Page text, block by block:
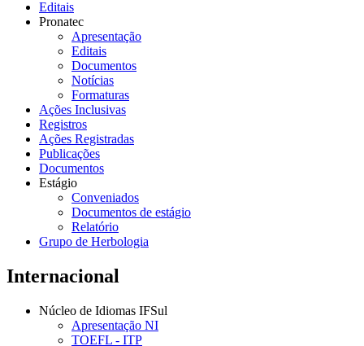
Editais
Pronatec
Apresentação
Editais
Documentos
Notícias
Formaturas
Ações Inclusivas
Registros
Ações Registradas
Publicações
Documentos
Estágio
Conveniados
Documentos de estágio
Relatório
Grupo de Herbologia
Internacional
Núcleo de Idiomas IFSul
Apresentação NI
TOEFL - ITP